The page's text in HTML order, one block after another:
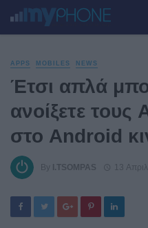
APPS MOBILES NEWS
Έτσι απλά
ανοίξετε τους
στο Android
By I.TSOMPAS 13